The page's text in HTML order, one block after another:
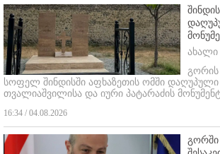
ახალი
გორის
სოფელ შინდისში აფხაზეთის ომში დაღუპული
თვალიაშვილისა და იური პატარაძის
16:34 / 04.08.2026
გორში